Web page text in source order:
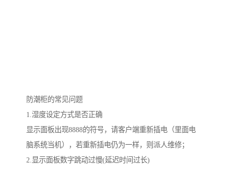
防潮柜的常见问题
1.湿度设定方式是否正确
显示面板出现8888的符号，请客户端重新插电（里面电
脑系统当机），若重新插电仍为一样，则派人维修；
2.显示面板数字跳动过慢(延迟时间过长)